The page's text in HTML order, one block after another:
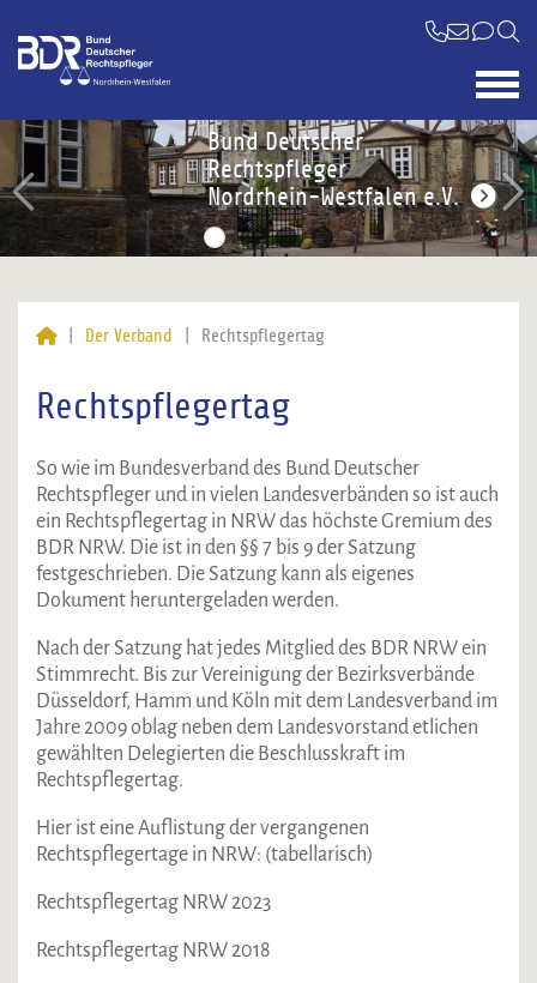
Bund Deutscher
Rechtspfleger
Nordrhein-Westfalen e.V.
Bund Deutscher
Rechtspfleger
Nordrhein-Westfalen e.V.
Bund Deutscher
Rechtspfleger
Nordrhein-Westfalen e.V.
Bund Deutscher
Rechtspfleger
Nordrhein-Westfalen e.V.
Der Verband Rechtspflegertag
Rechtspflegertag
So wie im Bundesverband des Bund Deutscher
Rechtspfleger und in vielen Landesverbänden so ist auch
ein Rechtspflegertag in NRW das höchste Gremium des
BDR NRW. Die ist in den §§ 7 bis 9 der Satzung
festgeschrieben. Die Satzung kann als eigenes
Dokument heruntergeladen werden.
Nach der Satzung hat jedes Mitglied des BDR NRW ein
Stimmrecht. Bis zur Vereinigung der Bezirksverbände
Düsseldorf, Hamm und Köln mit dem Landesverband im
Jahre 2009 oblag neben dem Landesvorstand etlichen
gewählten Delegierten die Beschlusskraft im
Rechtspflegertag.
Hier ist eine Auflistung der vergangenen
Rechtspflegertage in NRW: (tabellarisch)
Rechtspflegertag NRW 2023
Rechtspflegertag NRW 2018